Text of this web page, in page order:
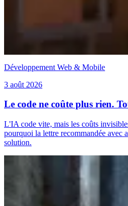
Développement Web & Mobile
3 août 2026
Le code ne coûte plus rien.
L'IA code vite, mais les coûts
pourquoi la lettre recommandée avec
solution.